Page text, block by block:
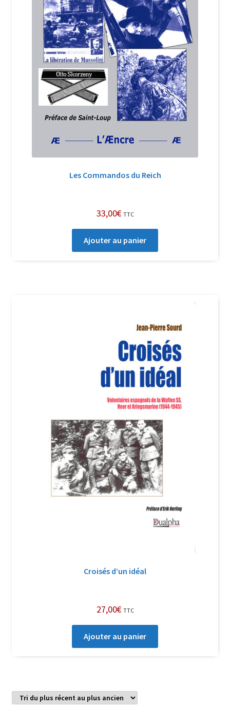
Les Commandos du Reich
33,00€ TTC
Ajouter au panier
Croisés d’un idéal
27,00€ TTC
Ajouter au panier